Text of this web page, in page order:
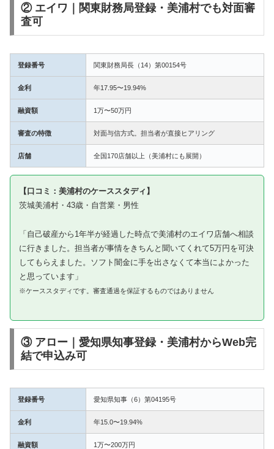
② エイワ｜関東財務局登録・美浦村でも対面審
査可
登録番号 関東財務局長（14）第00154号
金利 年17.95〜19.94%
融資額 1万〜50万円
審査の特徴 対面与信方式。担当者が直接ヒアリング
店舗 全国170店舗以上（美浦村にも展開）
【口コミ：美浦村のケーススタディ】
茨城美浦村・43歳・自営業・男性
「自己破産から1年半が経過した時点で美浦村のエイワ店舗へ相談
に行きました。担当者が事情をきちんと聞いてくれて5万円を可決
してもらえました。ソフト闇金に手を出さなくて本当によかった
と思っています」
※ケーススタディです。審査通過を保証するものではありません
③ アロー｜愛知県知事登録・美浦村からWeb完
結で申込み可
登録番号 愛知県知事（6）第04195号
金利 年15.0〜19.94%
融資額 1万〜200万円